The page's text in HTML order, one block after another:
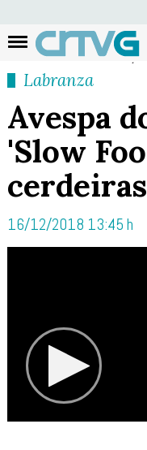
Labranza
Avespa
'Slow
cerdeiras
16/12/2018 13:45 h